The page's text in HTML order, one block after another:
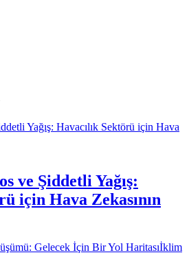
ve Şiddetli Yağış:
için Hava Zekasının
İklim